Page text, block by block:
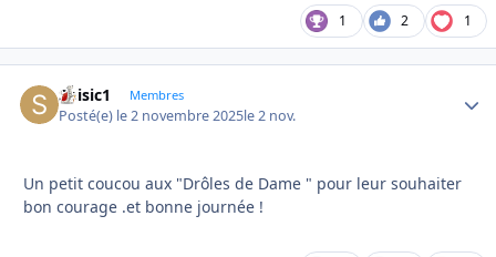
1 2 1
Soisic1 Membres
Posté(e) le 2 novembre 2025le 2 nov.
Un petit coucou aux "Drôles de Dame " pour leur souhaiter
bon courage .et bonne journée !